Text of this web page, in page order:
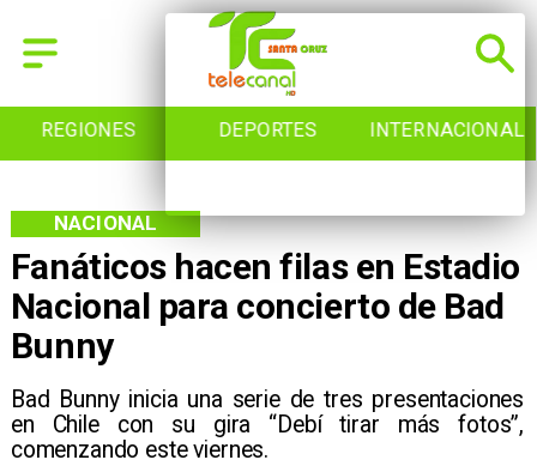
REGIONES DEPORTES INTERNACIONAL
Fanáticos hacen filas en Estadio
Nacional para concierto de Bad
Bunny
Bad Bunny inicia una serie de tres presentaciones
en Chile con su gira “Debí tirar más fotos”,
comenzando este viernes.
NACIONAL